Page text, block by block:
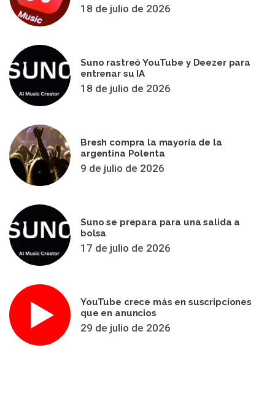
18 de julio de 2026
Suno rastreó YouTube y Deezer para
entrenar su IA
18 de julio de 2026
Bresh compra la mayoría de la
argentina Polenta
9 de julio de 2026
Suno se prepara para una salida a
bolsa
17 de julio de 2026
YouTube crece más en suscripciones
que en anuncios
29 de julio de 2026